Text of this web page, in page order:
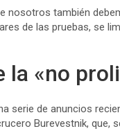
nosotros también
de las pruebas, se
la «no
serie de anuncios
Burevestnik, que,